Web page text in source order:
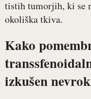
tistih tumorjih, ki se
okoliška tkiva.
Kako
izkušen